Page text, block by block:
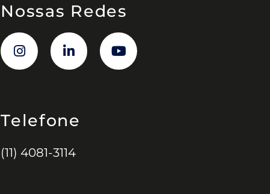
Nossas Redes
Telefone
(11) 4081-3114